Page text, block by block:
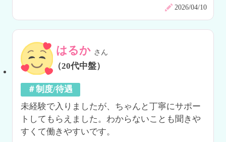
2026/04/10
はるか さん
（20代中盤）
＃制度/待遇
未経験で入りましたが、ちゃんと丁寧にサポー
トしてもらえました。わからないことも聞きや
すくて働きやすいです。